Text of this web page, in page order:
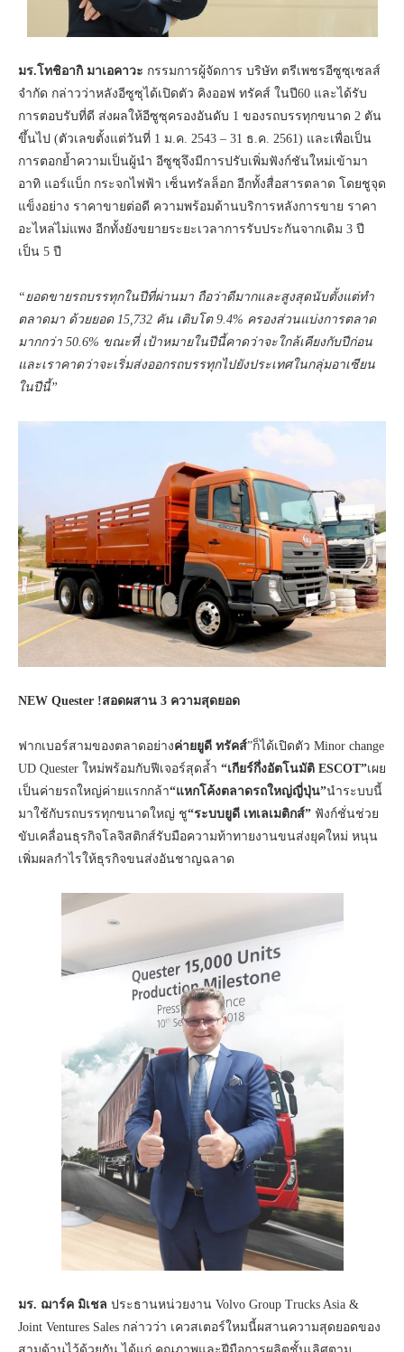
มร.โทชิอากิ มาเอคาวะ กรรมการผู้จัดการ บริษัท ตรีเพชรอีซูซุเซลส์
จำกัด กล่าวว่าหลังอีซูซุได้เปิดตัว คิงออฟ ทรัคส์ ในปี60 และได้รับ
การตอบรับที่ดี ส่งผลให้อีซูซุครองอันดับ 1 ของรถบรรทุกขนาด 2 ตัน
ขึ้นไป (ตัวเลขตั้งแต่วันที่ 1 ม.ค. 2543 – 31 ธ.ค. 2561) และเพื่อเป็น
การตอกยํ้าความเป็นผู้นำ อีซูซุจึงมีการปรับเพิ่มฟังก์ชันใหม่เข้ามา
อาทิ แอร์แบ็ก กระจกไฟฟ้า เซ็นทรัลล็อก อีกทั้งสื่อสารตลาด โดยชูจุด
แข็งอย่าง ราคาขายต่อดี ความพร้อมด้านบริการหลังการขาย ราคา
อะไหล่ไม่แพง อีกทั้งยังขยายระยะเวลาการรับประกันจากเดิม 3 ปี
เป็น 5 ปี
“ยอดขายรถบรรทุกในปีที่ผ่านมา ถือว่าดีมากและสูงสุดนับตั้งแต่ทำ
ตลาดมา ด้วยยอด 15,732 คัน เติบโต 9.4% ครองส่วนแบ่งการตลาด
มากกว่า 50.6% ขณะที่ เป้าหมายในปีนี้คาดว่าจะใกล้เคียงกับปีก่อน
และเราคาดว่าจะเริ่มส่งออกรถบรรทุกไปยังประเทศในกลุ่มอาเซียน
ในปีนี้”
NEW Quester !สอดผสาน 3 ความสุดยอด
ฟากเบอร์สามของตลาดอย่างค่ายยูดี ทรัคส์”ก็ได้เปิดตัว Minor change
UD Quester ใหม่พร้อมกับฟีเจอร์สุดล้ำ “เกียร์กึ่งอัตโนมัติ ESCOT”เผย
เป็นค่ายรถใหญ่ค่ายแรกกล้า“แหกโค้งตลาดรถใหญ่ญี่ปุ่น”นำระบบนี้
มาใช้กับรถบรรทุกขนาดใหญ่ ชู“ระบบยูดี เทเลเมติกส์” ฟังก์ชั่นช่วย
ขับเคลื่อนธุรกิจโลจิสติกส์รับมือความท้าทายงานขนส่งยุคใหม่ หนุน
เพิ่มผลกำไรให้ธุรกิจขนส่งอันชาญฉลาด
มร. ฌาร์ค มิเชล ประธานหน่วยงาน Volvo Group Trucks Asia &
Joint Ventures Sales กล่าวว่า เควสเตอร์ใหมนี้ผสานความสุดยอดของ